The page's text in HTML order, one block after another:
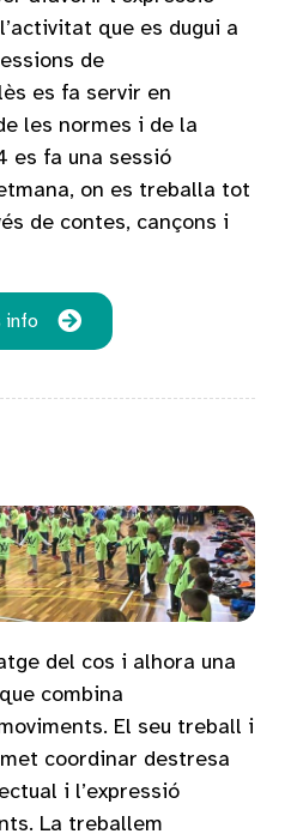
que es dugui a
de
es fa servir en
les normes i de la
es fa una sessió
on es treballa tot
de contes, cançons i
info
del cos i alhora una
combina
El seu treball i
coordinar destresa
i l’expressió
La treballem